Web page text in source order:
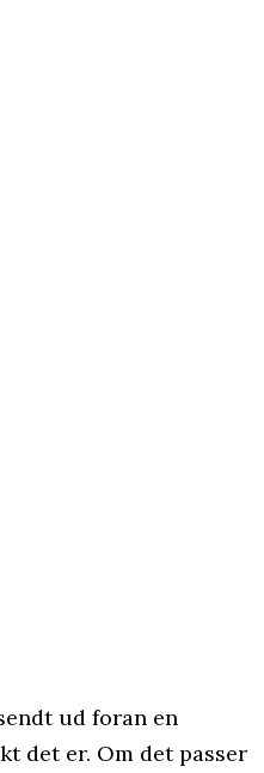
ud foran en
det er. Om det passer